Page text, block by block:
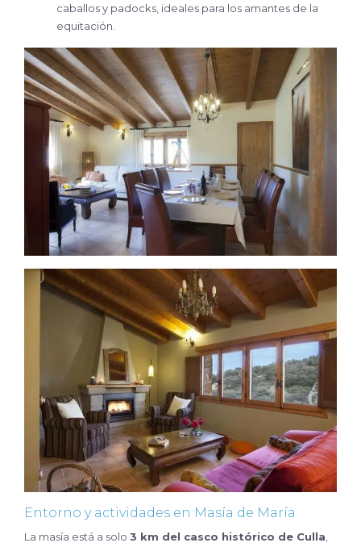
caballos y padocks, ideales para los amantes de la
equitación.
Entorno y actividades en Masía de María
La masía está a solo 3 km del casco histórico de Culla,